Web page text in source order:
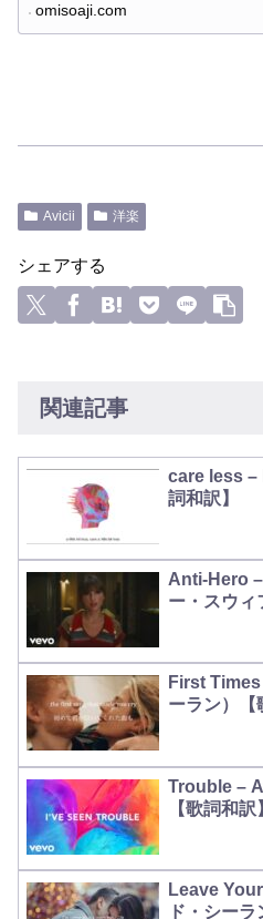
omisoaji.com
Avicii 洋楽
シェアする
関連記事
care less –
詞和訳】
Anti-Hero
ー・スウィ
First
ーラン）【
Trouble –
【歌詞和訳
Leave
ド・シー